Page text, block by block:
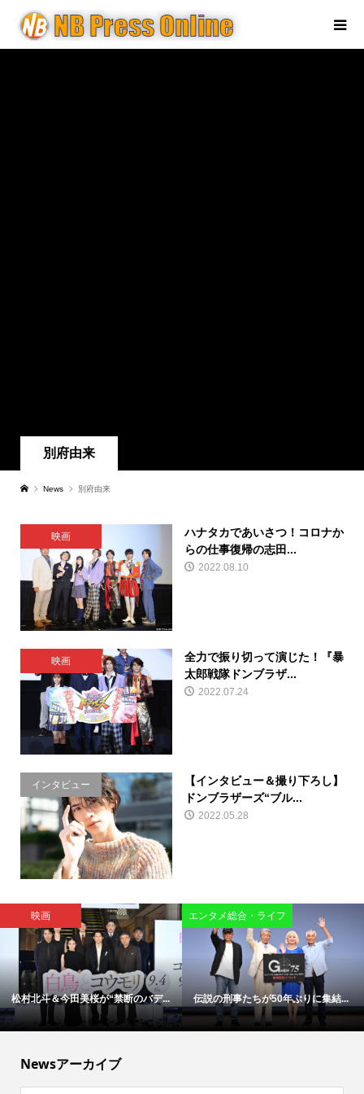
別府由来
News 別府由来
映画
ハナタカであいさつ！コロナか
らの仕事復帰の志田...
2022.08.10
映画
全力で振り切って演じた！『暴
太郎戦隊ドンブラザ...
2022.07.24
インタビュー
【インタビュー＆撮り下ろし】
ドンブラザーズ“ブル...
2022.05.28
映画
松村北斗＆今田美桜が“禁断のバデ...
エンタメ総合・ライフ
伝説の刑事たちが50年ぶりに集結...
Newsアーカイブ